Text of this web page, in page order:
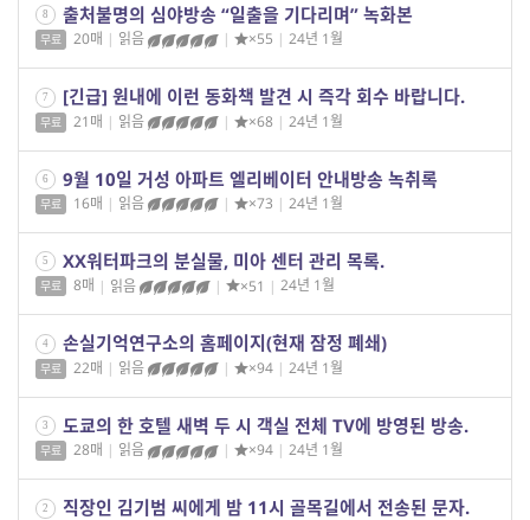
8 출처불명의 심야방송 “일출을 기다리며” 녹화본
무료 20매 | 읽음 | ×55 | 24년 1월
7 [긴급] 원내에 이런 동화책 발견 시 즉각 회수 바랍니다.
무료 21매 | 읽음 | ×68 | 24년 1월
6 9월 10일 거성 아파트 엘리베이터 안내방송 녹취록
무료 16매 | 읽음 | ×73 | 24년 1월
5 XX워터파크의 분실물, 미아 센터 관리 목록.
무료 8매 | 읽음 | ×51 | 24년 1월
4 손실기억연구소의 홈페이지(현재 잠정 폐쇄)
무료 22매 | 읽음 | ×94 | 24년 1월
3 도쿄의 한 호텔 새벽 두 시 객실 전체 TV에 방영된 방송.
무료 28매 | 읽음 | ×94 | 24년 1월
2 직장인 김기범 씨에게 밤 11시 골목길에서 전송된 문자.